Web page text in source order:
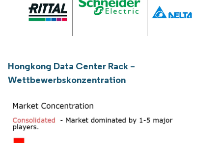
Hongkong Data Center Rack –
Wettbewerbskonzentration